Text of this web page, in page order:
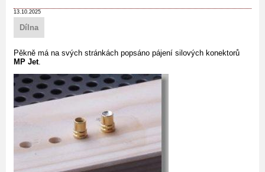
13.10.2025
Dílna
Pěkně má na svých stránkách popsáno pájení silových konektorů
MP Jet.